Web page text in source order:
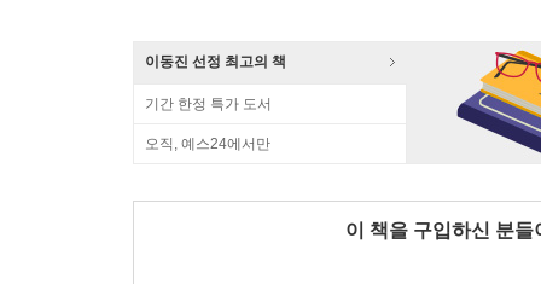
이동진 선정 최고의 책
기간 한정 특가 도서
오직, 예스24에서만
이 책을 구입하신 분